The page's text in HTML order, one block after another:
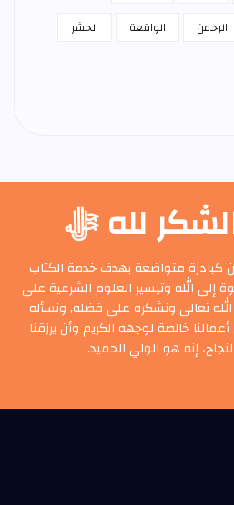
الرحمن الواقعة
الحشر
لله ﷻ
متواضعة بهدف خدمة الكتاب
إلى الله وتيسير العلوم الشرعية على
تعالى ونشكره على فضله, ونسأله
خالصة لوجهه الكريم وأن يرزقنا
إنه هو الولي الحميد.